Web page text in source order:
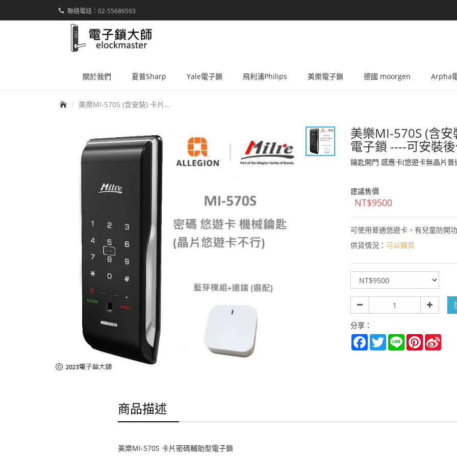
聯絡電話：02-55686593
elockmaster
關於我們 夏普Sharp Yale電子鎖 飛利浦Philips 美樂電子鎖 德國 moorgen Arpha
首頁 美樂MI-570S (含安裝) 卡片密碼鑰匙 三合一輔助型電子鎖 ----可安裝後付現或刷卡
美樂MI-570S (含
電子鎖 ----可安裝
鑰匙開門 感應卡(悠遊卡無晶片
建議售價
NT$9500
可使用普通悠遊卡，有兒童防開
供貨情況： 可以購買
格
量
分享：
FacebookTwitterLine Pinterest
商品描述
美樂MI-570S 卡片密碼輔助型電子鎖